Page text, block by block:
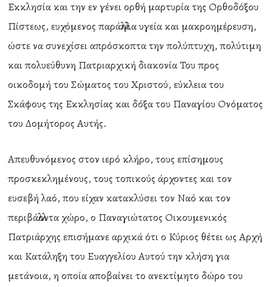
Εκκλησία και την εν γένει ορθή μαρτυρία της Ορθοδόξου
Πίστεως, ευχόμενος παράλληλα υγεία και μακροημέρευση,
ώστε να συνεχίσει απρόσκοπτα την πολύπτυχη, πολύτιμη
και πολυεύθυνη Πατριαρχική διακονία Του προς
οικοδομή του Σώματος του Χριστού, εύκλεια του
Σκάφους της Εκκλησίας και δόξα του Παναγίου Ονόματος
του Δομήτορος Αυτής.
Απευθυνόμενος στον ιερό κλήρο, τους επίσημους
προσκεκλημένους, τους τοπικούς άρχοντες και τον
ευσεβή λαό, που είχαν κατακλύσει τον Ναό και τον
περιβάλλοντα χώρο, ο Παναγιώτατος Οικουμενικός
Πατριάρχης επισήμανε αρχικά ότι ο Κύριος θέτει ως Αρχή
και Κατάληξη του Ευαγγελίου Αυτού την κλήση για
μετάνοια, η οποία αποβαίνει το ανεκτίμητο δώρο του